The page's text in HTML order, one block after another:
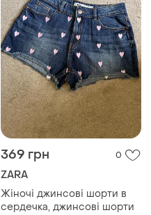
369 грн 0
ZARA
Жіночі джинсові шорти в
сердечка, джинсові шорти